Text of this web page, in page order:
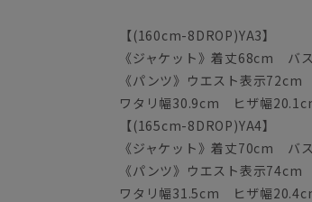
【(160cm-8DROP)YA3】
《ジャケット》着丈68cm
《パンツ》ウエスト表示
ワタリ幅30.9cm ヒザ幅
【(165cm-8DROP)YA4】
《ジャケット》着丈70cm
《パンツ》ウエスト表示
ワタリ幅31.5cm ヒザ幅